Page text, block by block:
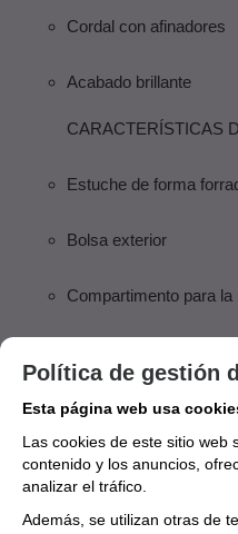
Cordal con afinadores
Acabado brillante
CARACTERÍSTICAS
Estuche de forma
Bolsa exterior
Compartimento para la
Color verde
CARACTERÍSTICAS
Política de gestión
Esta página web usa
Las cookies de este sitio web
contenido y los anuncios,
analizar el tráfico.
Además, se utilizan otras de